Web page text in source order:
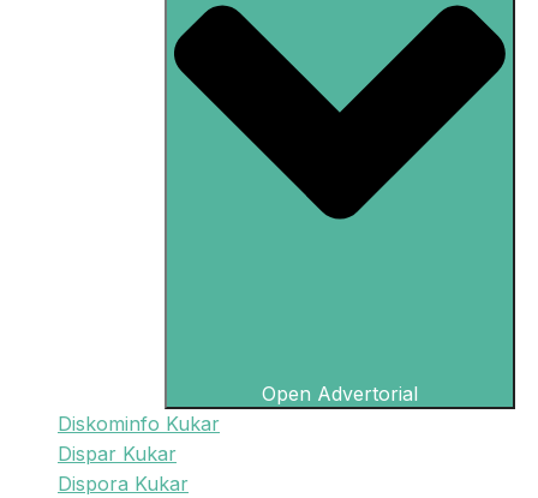
Open Advertorial
Diskominfo Kukar
Dispar Kukar
Dispora Kukar